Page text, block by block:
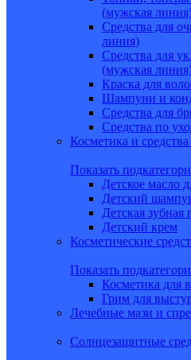
(мужская
Средства для
линия)
Средства для
(мужская
Краска для
Шампуни и
Средства для
Средства по
Косметика и
Показать
Детское масло
Детский
Детская зубная
Детский крем
Косметические
Показать
Косметика для
Грим для
Лечебные мази и
Солнцезащитные